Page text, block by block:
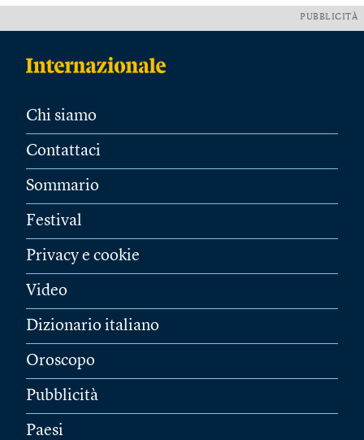
PUBBLICITÀ
Chi siamo
Contattaci
Sommario
Festival
Privacy e cookie
Video
Dizionario italiano
Oroscopo
Pubblicità
Paesi